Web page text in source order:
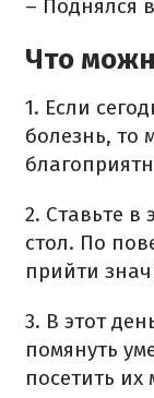
– Поднялся
Что
1. Если
болезнь, то
​2. Ставьте в
стол. По
прийти
3. В этот
помянуть
посетить их